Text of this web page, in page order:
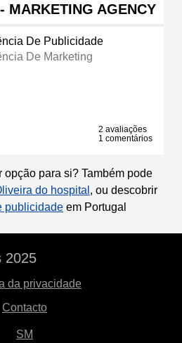
MARKETING AGENCY
De Publicidade
De Marketing
2 avaliações
1 comentários
opção para si? Também pode
do hospital , ou descobrir
publicidade em Portugal
2025
da privacidade
Contacto
SM